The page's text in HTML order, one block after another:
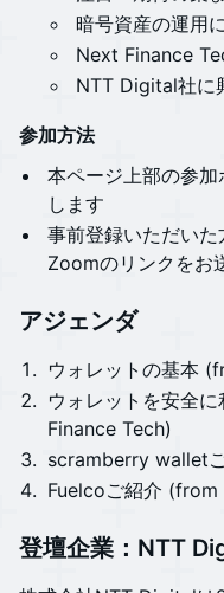
暗号資産の運用
​​​​​Next Finance
NTT Digital社に
参加方法
本ページ上部の参
します
事前登録いただい
Zoomのリンクをお
​​​​​アジェンダ
ウォレットの基本
ウォレットを安全
Finance Tech)
scramberry wallet
Fuelcoご紹介
登壇企業：NTT